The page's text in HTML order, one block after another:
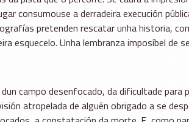
consumouse a derradeira execución
pretenden rescatar unha historia,
esquecelo. Unha lembranza imposíbel de
campo desenfocado, da dificultade para
atropelada de alguén obrigado a se